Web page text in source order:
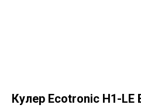
Кулер Ecotronic H1-LE